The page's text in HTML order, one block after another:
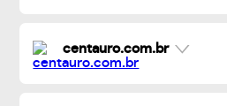
centauro.com.br